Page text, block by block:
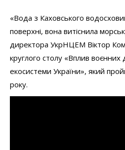
«Вода з Каховського
поверхні, вона витіснила
директора УкрНЦЕМ Віктор
круглого столу «Вплив воєнних
екосистеми України», який
року.